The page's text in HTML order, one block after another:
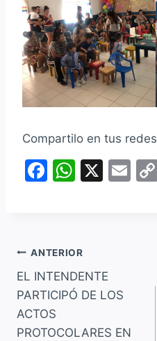
Compartilo en tus redes
F
b
o
o
k
W
A
p
p
X
E
Navegación
de
entradas
ANTERIOR
EL INTENDENTE
PARTICIPÓ DE LOS
ACTOS
PROTOCOLARES EN